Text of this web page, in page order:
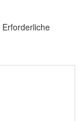
Erforderliche